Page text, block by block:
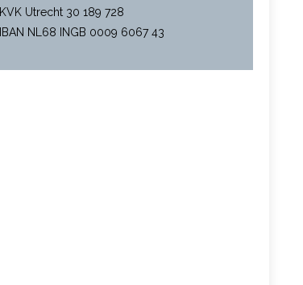
KVK Utrecht 30 189 728
IBAN NL68 INGB 0009 6067 43